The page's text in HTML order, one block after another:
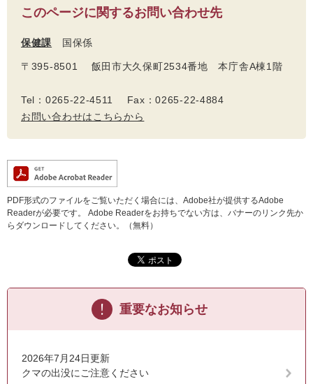
このページに関するお問い合わせ先
保健課 国保係
〒395-8501 飯田市大久保町2534番地 本庁舎A棟1階
Tel：0265-22-4511 Fax：0265-22-4884
お問い合わせはこちらから
PDF形式のファイルをご覧いただく場合には、Adobe社が提供するAdobe
Readerが必要です。
Adobe Readerをお持ちでない方は、バナーのリンク先か
らダウンロードしてください。（無料）
重要なお知らせ
2026年7月24日更新
クマの出没にご注意ください